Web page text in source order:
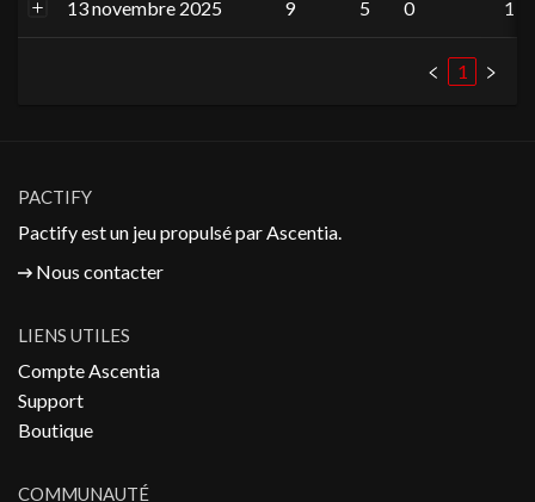
13 novembre 2025 9 5 0 1
1
PACTIFY
Pactify est un jeu propulsé parAscentia.
Nous contacter
LIENS UTILES
Compte Ascentia
Support
Boutique
COMMUNAUTÉ